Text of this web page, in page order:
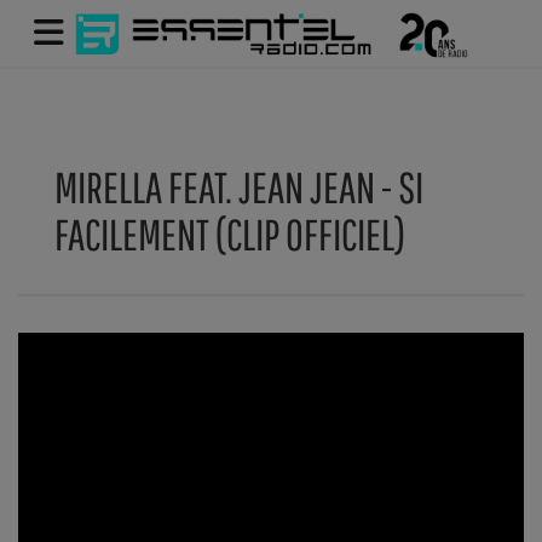
MIRELLA FEAT. JEAN JEAN - SI
FACILEMENT (CLIP OFFICIEL)